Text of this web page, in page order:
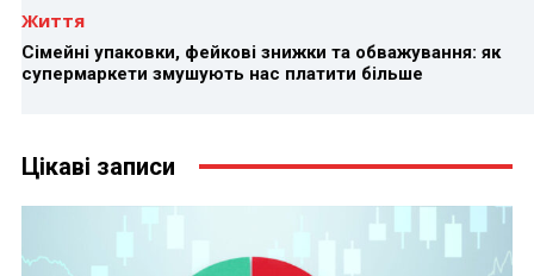
Життя
Сімейні упаковки, фейкові знижки та обважування: як
супермаркети змушують нас платити більше
Цікаві записи